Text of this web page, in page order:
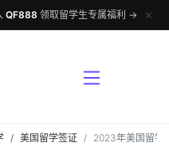
QF888 领取留学生专属福利 → ✕
/ 美国留学签证 2023年美国留学